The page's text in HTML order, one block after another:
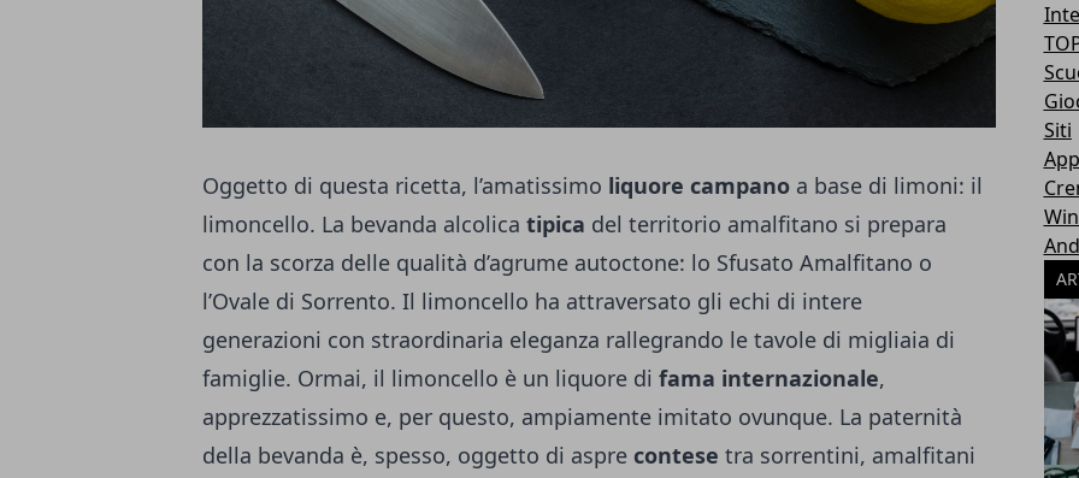
Oggetto di questa ricetta, l’amatissimo liquore campano a base di limoni: il
limoncello. La bevanda alcolica tipica del territorio amalfitano si prepara
con la scorza delle qualità d’agrume autoctone: lo Sfusato Amalfitano o
l’Ovale di Sorrento. Il limoncello ha attraversato gli echi di intere
generazioni con straordinaria eleganza rallegrando le tavole di migliaia di
famiglie. Ormai, il limoncello è un liquore di fama internazionale,
apprezzatissimo e, per questo, ampiamente imitato ovunque. La paternità
della bevanda è, spesso, oggetto di aspre contese tra sorrentini, amalfitani
Siti